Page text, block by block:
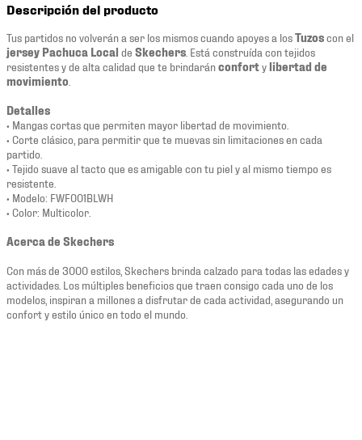
Descripción del producto
Tus partidos no volverán a ser los mismos cuando apoyes a losTuzoscon el
jersey Pachuca Local de Skechers . Está construída con tejidos
resistentes y de alta calidad que te brindaránconfortylibertad de
movimiento
Detalles
• Mangas cortas que permiten mayor libertad de movimiento.
• Corte clásico, para permitir que te muevas sin limitaciones en cada
partido.
• Tejido suave al tacto que es amigable con tu piel y al mismo tiempo es
resistente.
• Modelo: FWF001BLWH
• Color: Multicolor.
Acerca de Skechers
Con más de 3000 estilos, Skechers brinda calzado para todas las edades y
actividades. Los múltiples beneficios que traen consigo cada uno de los
modelos, inspiran a millones a disfrutar de cada actividad, asegurando un
confort y estilo único en todo el mundo.